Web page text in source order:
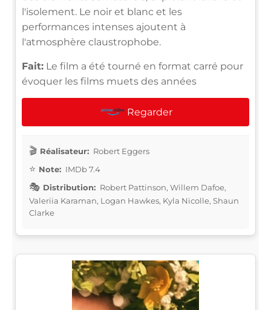
l'isolement. Le noir et blanc et les
performances intenses ajoutent à
l'atmosphère claustrophobe.
Fait: Le film a été tourné en format carré pour
évoquer les films muets des années
Regarder
Réalisateur: Robert Eggers
Note: IMDb 7.4
Distribution: Robert Pattinson, Willem Dafoe,
Valeriia Karaman, Logan Hawkes, Kyla Nicolle, Shaun
Clarke